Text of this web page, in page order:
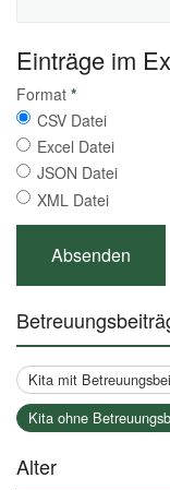
Einträge im
Format *
CSV Datei
Excel Datei
JSON Datei
XML Datei
Kita mit
Kita ohne
Alter